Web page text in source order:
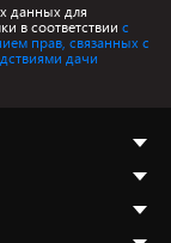
данных для
в соответствии с
прав, связанных с
дачи